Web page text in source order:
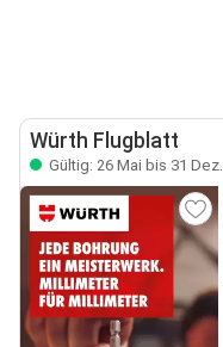
Würth Flugblatt
Gültig: 26 Mai bis 31 Dez.